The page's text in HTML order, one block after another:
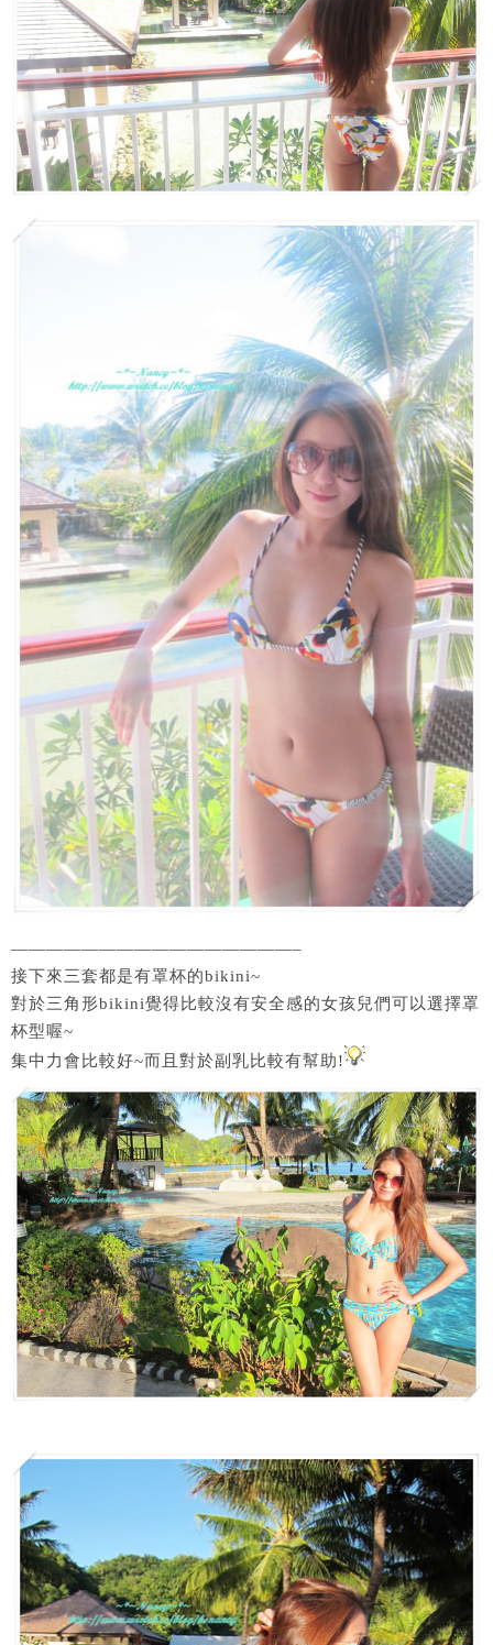
————————————————–
接下來三套都是有罩杯的bikini~
對於三角形bikini覺得比較沒有安全感的女孩兒們可以選擇罩
杯型喔~
集中力會比較好~而且對於副乳比較有幫助!